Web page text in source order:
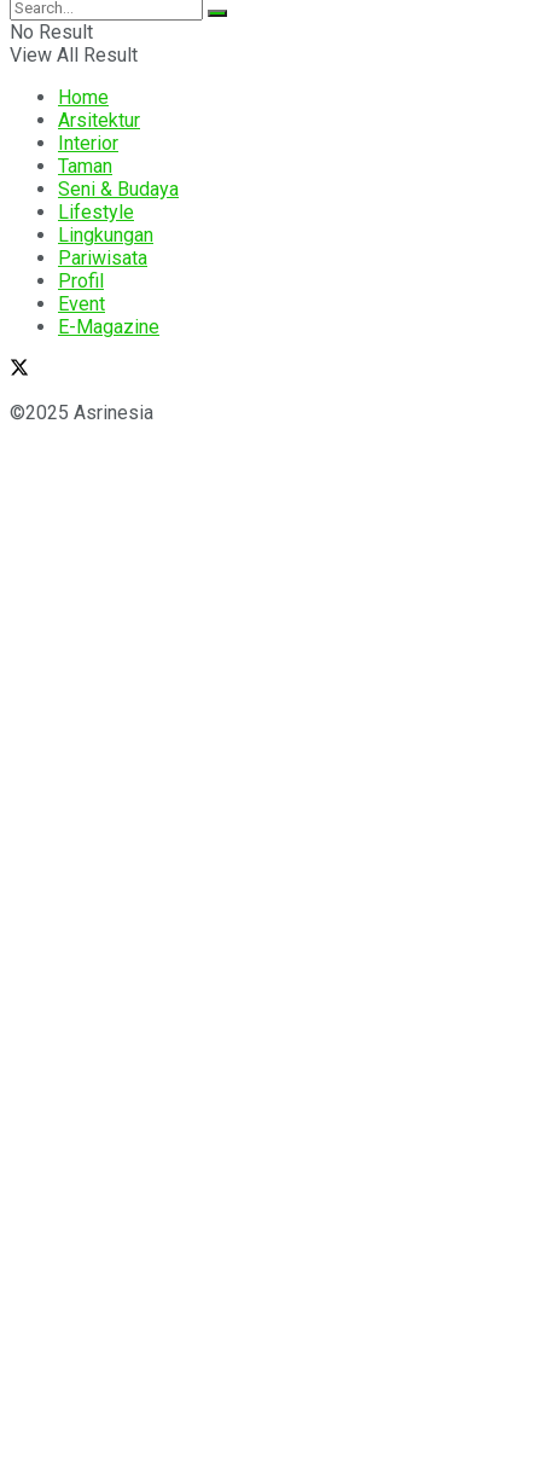
No Result
View All Result
Home
Arsitektur
Interior
Taman
Seni & Budaya
Lifestyle
Lingkungan
Pariwisata
Profil
Event
E-Magazine
©2025 Asrinesia